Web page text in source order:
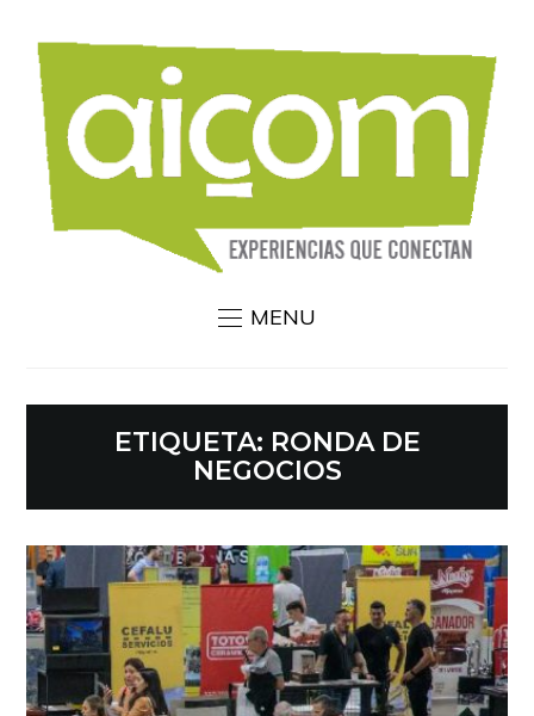
MENU
ETIQUETA: RONDA DE
NEGOCIOS